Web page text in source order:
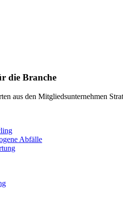
die Branche
aus den Mitgliedsunternehmen
Abfälle